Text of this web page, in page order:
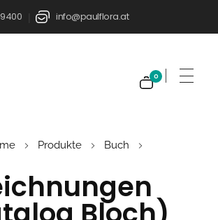
info@paulflora.at
0
Produkte Buch